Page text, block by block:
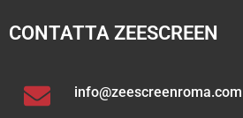
CONTATTA ZEESCREEN
info@zeescreenroma.com